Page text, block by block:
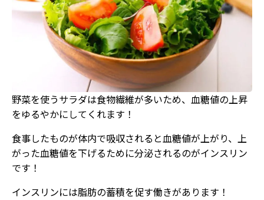
野菜を使うサラダは食物繊維が多いため、血糖値の上昇
をゆるやかにしてくれます！
食事したものが体内で吸収されると血糖値が上がり、上
がった血糖値を下げるために分泌されるのがインスリン
です！
インスリンには脂肪の蓄積を促す働きがあります！